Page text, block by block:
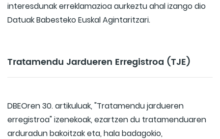
interesdunak erreklamazioa aurkeztu ahal izango dio
Datuak Babesteko Euskal Agintaritzari.
Tratamendu Jardueren Erregistroa (TJE)
DBEOren 30. artikuluak, "Tratamendu jardueren
erregistroa" izenekoak, ezartzen du tratamenduaren
arduradun bakoitzak eta, hala badagokio,